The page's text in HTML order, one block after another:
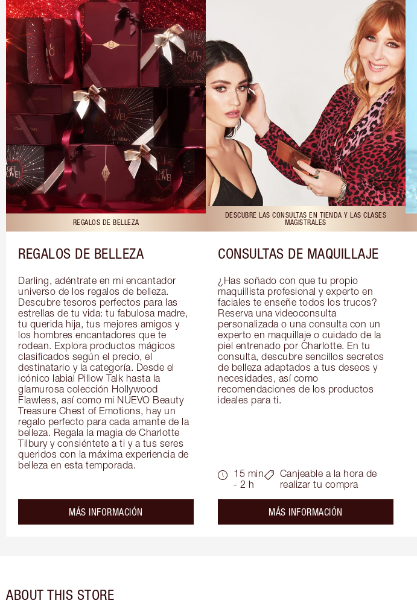
REGALOS DE BELLEZA
REGALOS DE BELLEZA
Darling, adéntrate en mi encantador
universo de los regalos de belleza.
Descubre tesoros perfectos para las
estrellas de tu vida: tu fabulosa madre,
tu querida hija, tus mejores amigos y
los hombres encantadores que te
rodean. Explora productos mágicos
clasificados según el precio, el
destinatario y la categoría. Desde el
icónico labial Pillow Talk hasta la
glamurosa colección Hollywood
Flawless, así como mi NUEVO Beauty
Treasure Chest of Emotions, hay un
regalo perfecto para cada amante de la
belleza. Regala la magia de Charlotte
Tilbury y consiéntete a ti y a tus seres
queridos con la máxima experiencia de
belleza en esta temporada.
MÁS INFORMACIÓN
DESCUBRE LAS CONSULTAS EN TIENDA Y LAS CLASES
MAGISTRALES
CONSULTAS DE MAQUILLAJE
¿Has soñado con que tu propio
maquillista profesional y experto en
faciales te enseñe todos los trucos?
Reserva una videoconsulta
personalizada o una consulta con un
experto en maquillaje o cuidado de la
piel entrenado por Charlotte. En tu
consulta, descubre sencillos secretos
de belleza adaptados a tus deseos y
necesidades, así como
recomendaciones de los productos
ideales para ti.
15 min
- 2 h
Canjeable a la hora de
realizar tu compra
MÁS INFORMACIÓN
ABOUT THIS STORE